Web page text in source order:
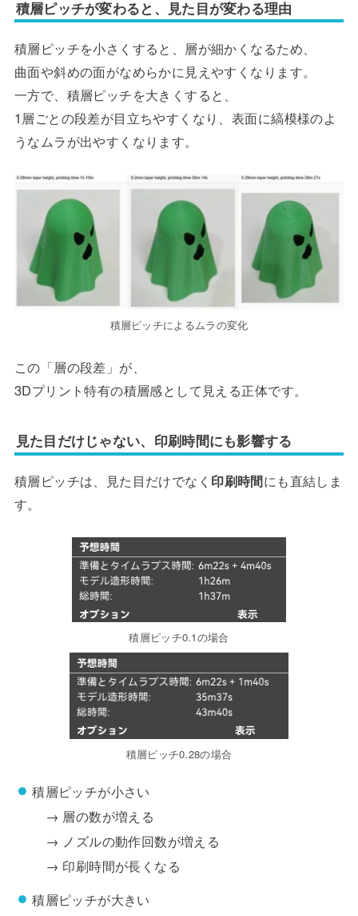
積層ピッチが変わると、見た目が変わる理由
積層ピッチを小さくすると、層が細かくなるため、
曲面や斜めの面がなめらかに見えやすくなります。
一方で、積層ピッチを大きくすると、
1層ごとの段差が目立ちやすくなり、表面に縞模様のよ
うなムラが出やすくなります。
積層ピッチによるムラの変化
この「層の段差」が、
3Dプリント特有の積層感として見える正体です。
見た目だけじゃない、印刷時間にも影響する
積層ピッチは、見た目だけでなく 印刷時間にも直結しま
す。
積層ピッチ0.1の場合
積層ピッチ0.28の場合
積層ピッチが小さい
→ 層の数が増える
→ ノズルの動作回数が増える
→ 印刷時間が長くなる
積層ピッチが大きい